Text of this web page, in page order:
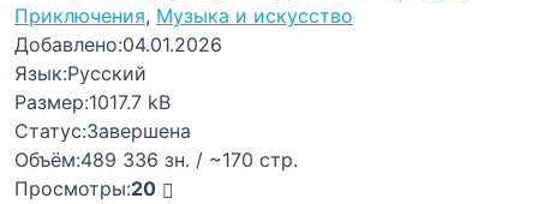
Приключения, Музыка и искусство
Добавлено:04.01.2026
Язык:Русский
Размер:1017.7 kB
Статус:Завершена
Объём:489 336 зн. / ~170 стр.
Просмотры:20